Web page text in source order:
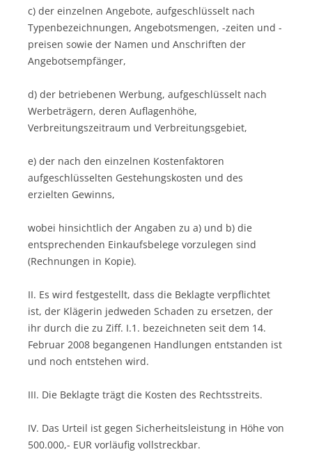
c) der einzelnen Angebote, aufgeschlüsselt nach
Typenbezeichnungen, Angebotsmengen, -zeiten und -
preisen sowie der Namen und Anschriften der
Angebotsempfänger,
d) der betriebenen Werbung, aufgeschlüsselt nach
Werbeträgern, deren Auflagenhöhe,
Verbreitungszeitraum und Verbreitungsgebiet,
e) der nach den einzelnen Kostenfaktoren
aufgeschlüsselten Gestehungskosten und des
erzielten Gewinns,
wobei hinsichtlich der Angaben zu a) und b) die
entsprechenden Einkaufsbelege vorzulegen sind
(Rechnungen in Kopie).
II. Es wird festgestellt, dass die Beklagte verpflichtet
ist, der Klägerin jedweden Schaden zu ersetzen, der
ihr durch die zu Ziff. I.1. bezeichneten seit dem 14.
Februar 2008 begangenen Handlungen entstanden ist
und noch entstehen wird.
III. Die Beklagte trägt die Kosten des Rechtsstreits.
IV. Das Urteil ist gegen Sicherheitsleistung in Höhe von
500.000,- EUR vorläufig vollstreckbar.